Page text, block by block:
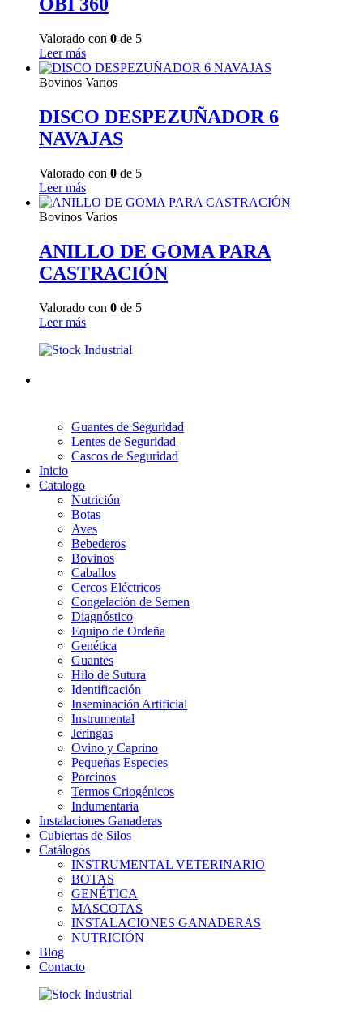
OBI 360
Valorado con 0 de 5
Leer más
Bovinos Varios
DISCO DESPEZUÑADOR 6
NAVAJAS
Valorado con 0 de 5
Leer más
Bovinos Varios
ANILLO DE GOMA PARA
CASTRACIÓN
Valorado con 0 de 5
Leer más
Guantes de Seguridad
Lentes de Seguridad
Cascos de Seguridad
Inicio
Catalogo
Nutrición
Botas
Aves
Bebederos
Bovinos
Caballos
Cercos Eléctricos
Congelación de Semen
Diagnóstico
Equipo de Ordeña
Genética
Guantes
Hilo de Sutura
Identificación
Inseminación Artificial
Instrumental
Jeringas
Ovino y Caprino
Pequeñas Especies
Porcinos
Termos Criogénicos
Indumentaria
Instalaciones Ganaderas
Cubiertas de Silos
Catálogos
INSTRUMENTAL VETERINARIO
BOTAS
GENÉTICA
MASCOTAS
INSTALACIONES GANADERAS
NUTRICIÓN
Blog
Contacto